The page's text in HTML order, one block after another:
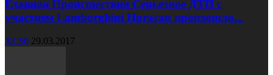
Главная Происшествия Серьезное ДТП с
участием Lamborghini Huracan произошло...
XC90 29.03.2017